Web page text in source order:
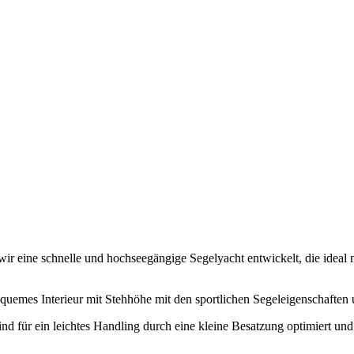
eine schnelle und hochseegängige Segelyacht entwickelt, die
Interieur mit Stehhöhe mit den sportlichen
für ein leichtes Handling durch eine kleine Besatzung optimiert